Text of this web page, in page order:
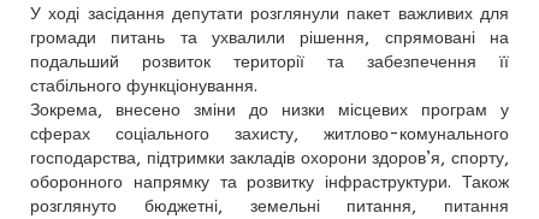
У ході засідання депутати розглянули пакет важливих для
громади питань та ухвалили рішення, спрямовані на
подальший розвиток території та забезпечення її
стабільного функціонування.
Зокрема, внесено зміни до низки місцевих програм у
сферах соціального захисту, житлово-комунального
господарства, підтримки закладів охорони здоров’я, спорту,
оборонного напрямку та розвитку інфраструктури. Також
розглянуто бюджетні, земельні питання, питання